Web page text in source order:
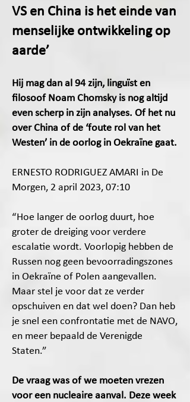
VS en China is het einde van
menselijke ontwikkeling op
aarde’
Hij mag dan al 94zijn, linguïst en
filosoof Noam Chomsky is nog altijd
even scherp in zijn analyses. Of het nu
over China of de ‘foute rol van het
Westen’ in de oorlog in Oekraïne gaat.
ERNESTO RODRIGUEZ AMARI in De
Morgen, 2 april 2023, 07:10
“Hoe langer de oorlog duurt, hoe
groter de dreiging voor verdere
escalatie wordt. Voorlopig hebben de
Russen nog geen bevoorradingszones
in Oekraïne of Polen aangevallen.
Maar stel je voor dat ze verder
opschuiven en dat wel doen? Dan heb
je snel een confrontatie met de NAVO,
en meer bepaald de Verenigde
Staten.”
De vraag was of we moeten vrezen
voor een nucleaire aanval. Deze week